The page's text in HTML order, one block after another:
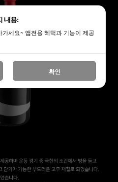
내용:
세요~ 앱전용 혜택과 기능이 제공
확인